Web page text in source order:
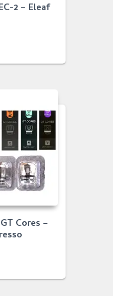
2 – Eleaf
Cores –